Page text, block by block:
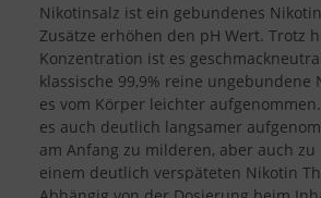
Nikotinsalz ist ein gebundenes
Zusätze erhöhen den pH Wert. Trotz
Konzentration ist es
klassische 99,9% reine ungebundene
es vom Körper leichter
es auch deutlich langsamer
am Anfang zu milderen, aber auch zu
einem deutlich verspäteten Nikotin